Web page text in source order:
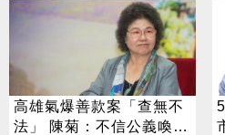
高雄氣爆善款案「查無不
法」 陳菊：不信公義喚不